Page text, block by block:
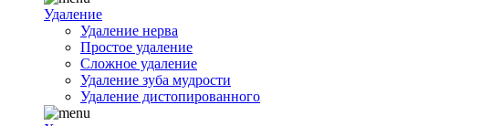
Удаление
Удаление нерва
Простое удаление
Сложное удаление
Удаление зуба мудрости
Удаление дистопированного